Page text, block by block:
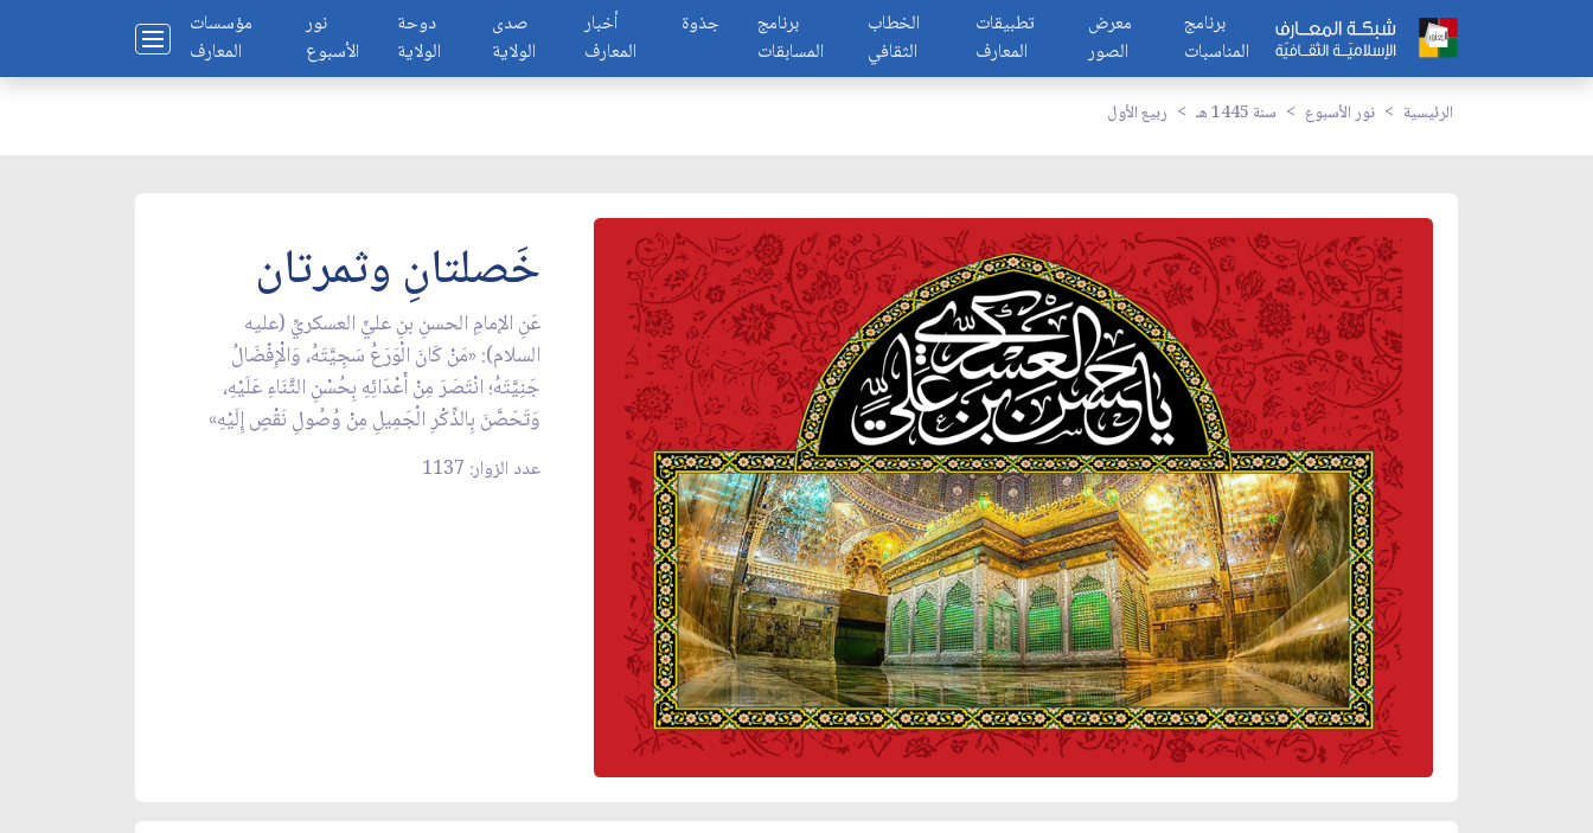
مؤسسات
المعارف
نور
الأسبوع
دوحة
الولاية
صدى
الولاية
أخبار
المعارف
جذوة
برنامج
المسابقات
الخطاب
الثقافي
تطبيقات
المعارف
معرض
الصور
برنامج
المناسبات
الرئيسية نور الأسبوع سنة 1445 هـ ربيع الأول
خَصلتانِ وثمرتان
عَنِ الإمامِ الحسنِ بنِ عليٍّ العسكريِّ (عليه
السلام): «مَنْ كَانَ الْوَرَعُ سَجِيَّتَهُ‏، وَالْإِفْضَالُ
جَنِيَّتَهُ‏؛ انْتَصَرَ مِنْ‏ أَعْدَائِهِ بِحُسْنِ الثَّنَاءِ عَلَيْهِ،
وَتَحَصَّنَ‏ بِالذِّكْرِ الْجَمِيلِ مِنْ وُصُولِ نَقْصٍ إِلَيْهِ‏»
عدد الزوار: 1137